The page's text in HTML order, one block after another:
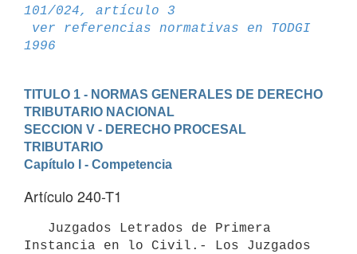
101/024, artículo 3
ver referencias normativas en TODGI
1996
TITULO 1 - NORMAS GENERALES DE DERECHO
TRIBUTARIO NACIONAL
SECCION V - DERECHO PROCESAL
TRIBUTARIO
Capítulo I - Competencia
Artículo 240-T1
Instancia en lo Civil.- Los Juzgados